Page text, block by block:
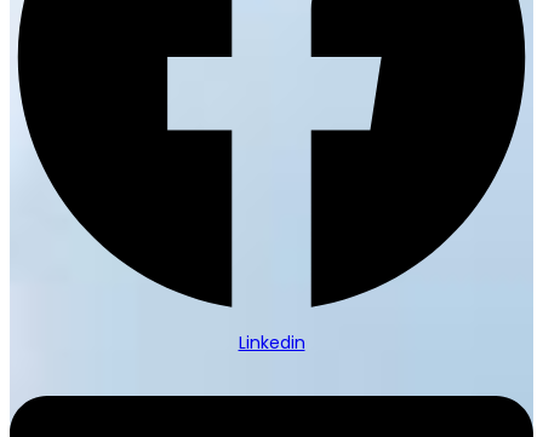
Linkedin